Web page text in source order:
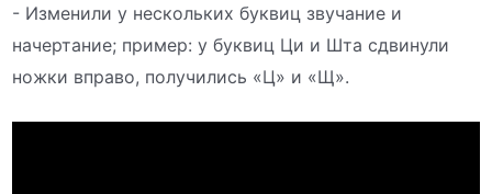
- Изменили у нескольких буквиц звучание и
начертание; пример: у буквиц Ци и Шта сдвинули
ножки вправо, получились «Ц» и «Щ».